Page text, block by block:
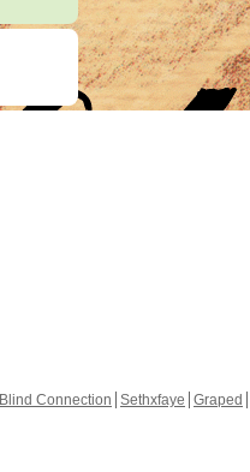
Blind Connection Sethxfaye Graped